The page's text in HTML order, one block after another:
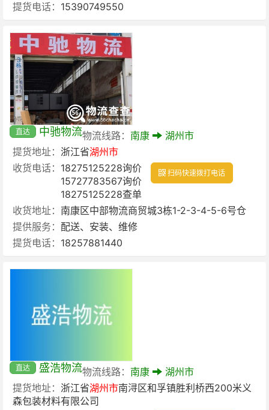
提货电话： 15390749550
直达 中驰物流物流线路： 南康
湖州市
提货地址： 浙江省湖州市
收货电话： 18275125228询价
15727783567询价
18275125228查单
扫码快速拨打电话
收货地址： 南康区中部物流商贸城3栋1-2-3-4-5-6号仓
提供服务： 配送、安装、维修
提货电话： 18257881440
直达 盛浩物流物流线路： 南康
湖州市
提货地址： 浙江省湖州市南浔区和孚镇胜利桥西200米义
森包装材料有限公司